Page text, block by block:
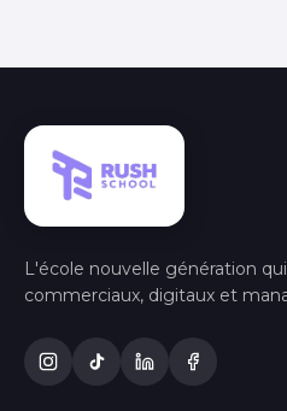
L'école nouvelle génération
commerciaux, digitaux et